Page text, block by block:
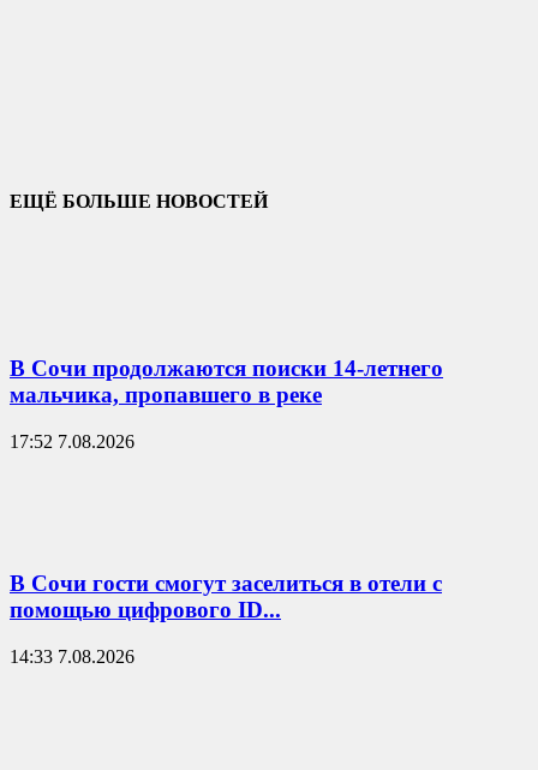
ЕЩЁ БОЛЬШЕ НОВОСТЕЙ
В Сочи продолжаются поиски 14-летнего
мальчика, пропавшего в реке
17:52 7.08.2026
В Сочи гости смогут заселиться в отели с
помощью цифрового ID...
14:33 7.08.2026